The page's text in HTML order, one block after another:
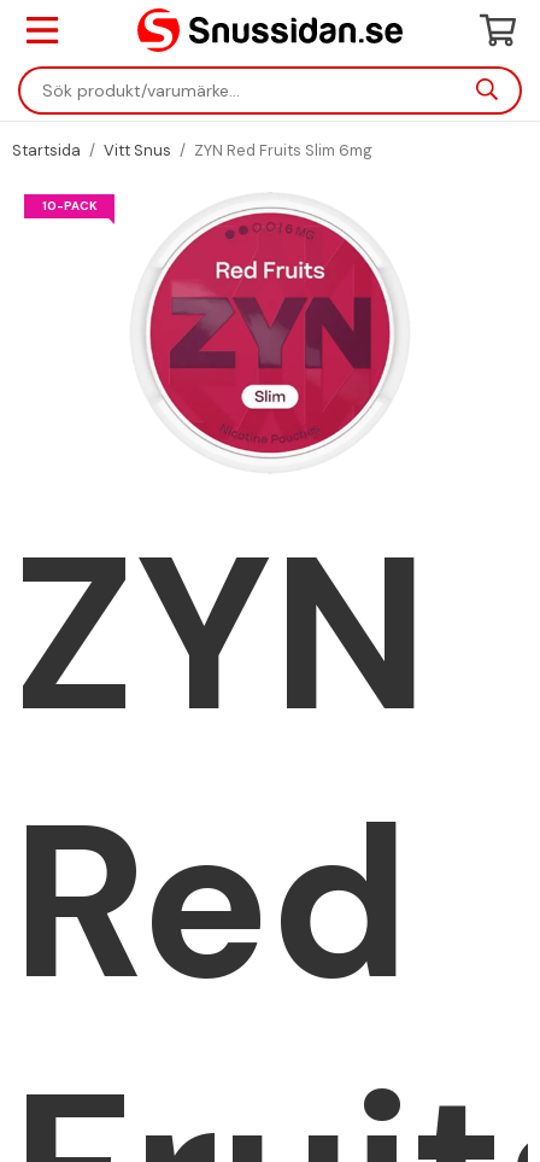
Startsida / Vitt Snus / ZYN Red Fruits Slim 6mg
10-PACK
ZYN
Red